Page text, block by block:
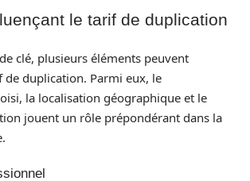
le tarif de duplication
clé, plusieurs éléments peuvent
de duplication. Parmi eux, le
la localisation géographique et le
jouent un rôle prépondérant dans la